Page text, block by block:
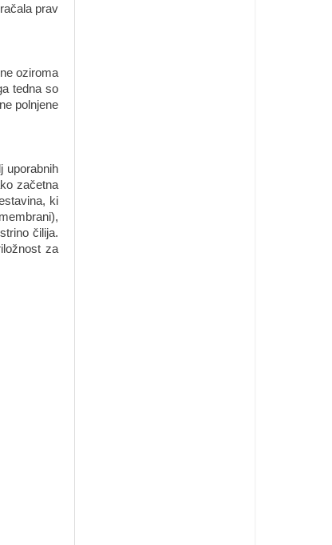
prav
oziroma
tedna so
polnjene
uporabnih
začetna
ki
čilija.
za